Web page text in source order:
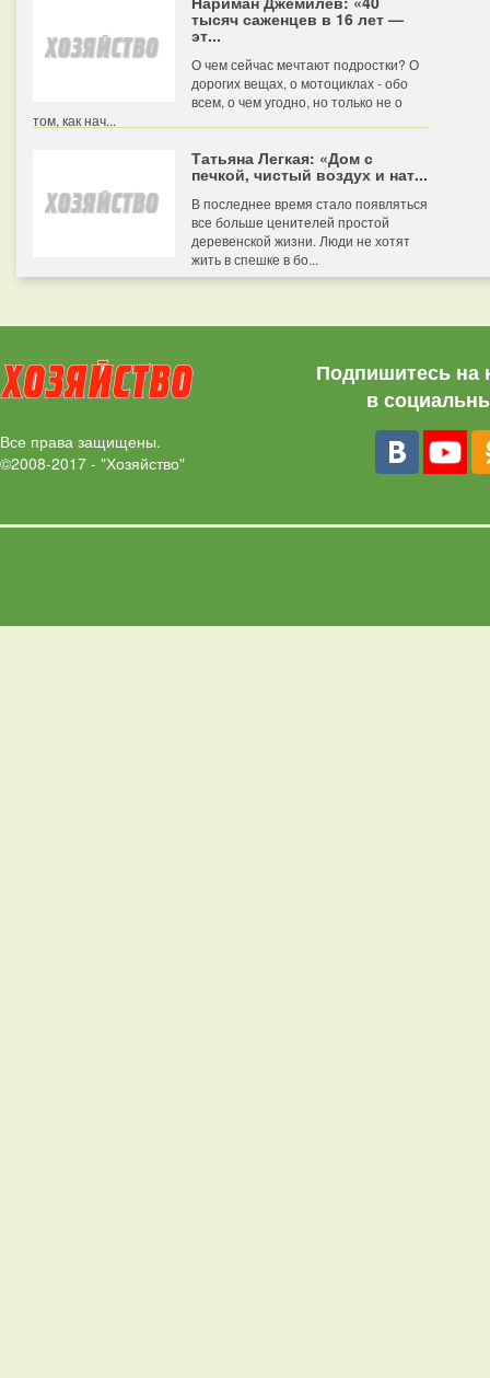
тысяч саженцев в 16 лет —
эт...
О чем сейчас мечтают подростки? О
дорогих вещах, о мотоциклах - обо
всем, о чем угодно, но только не о
том, как нач...
Татьяна Легкая: «Дом с
печкой, чистый воздух и нат...
В последнее время стало появляться
все больше ценителей простой
деревенской жизни. Люди не хотят
жить в спешке в бо...
Все права защищены.
©2008-2017 - "Хозяйство"
Подпишитесь на
в